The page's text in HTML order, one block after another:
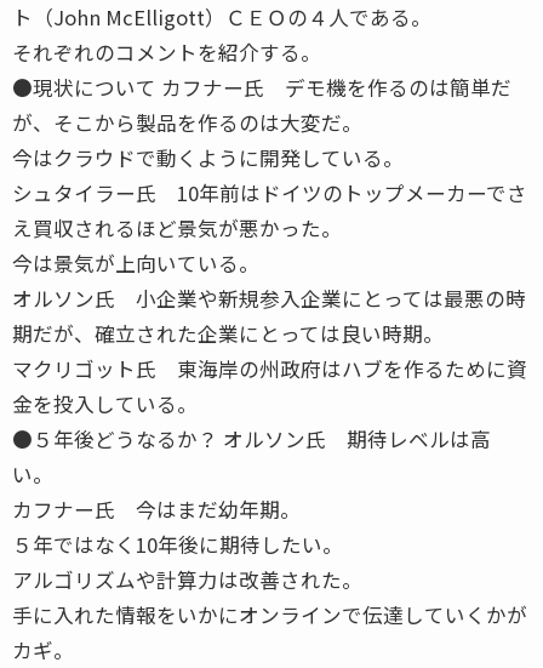
ト（John McElligott）ＣＥＯの４人である。
それぞれのコメントを紹介する。
●現状について カフナー氏 デモ機を作るのは簡単だ
が、そこから製品を作るのは大変だ。
今はクラウドで動くように開発している。
シュタイラー氏 10年前はドイツのトップメーカーでさ
え買収されるほど景気が悪かった。
今は景気が上向いている。
オルソン氏 小企業や新規参入企業にとっては最悪の時
期だが、確立された企業にとっては良い時期。
マクリゴット氏 東海岸の州政府はハブを作るために資
金を投入している。
●５年後どうなるか？ オルソン氏 期待レベルは高
い。
カフナー氏 今はまだ幼年期。
５年ではなく10年後に期待したい。
アルゴリズムや計算力は改善された。
手に入れた情報をいかにオンラインで伝達していくかが
カギ。